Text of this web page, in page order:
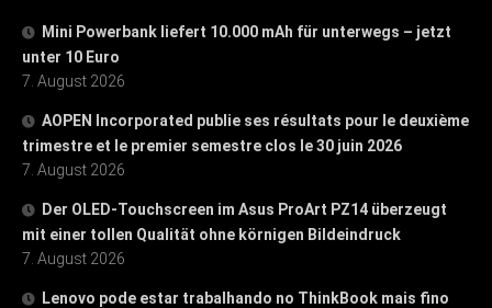
Mini Powerbank liefert 10.000 mAh für unterwegs – jetzt
unter 10 Euro
7. August 2026
AOPEN Incorporated publie ses résultats pour le deuxième
trimestre et le premier semestre clos le 30 juin 2026
7. August 2026
Der OLED-Touchscreen im Asus ProArt PZ14 überzeugt
mit einer tollen Qualität ohne körnigen Bildeindruck
7. August 2026
Lenovo pode estar trabalhando no ThinkBook mais fino